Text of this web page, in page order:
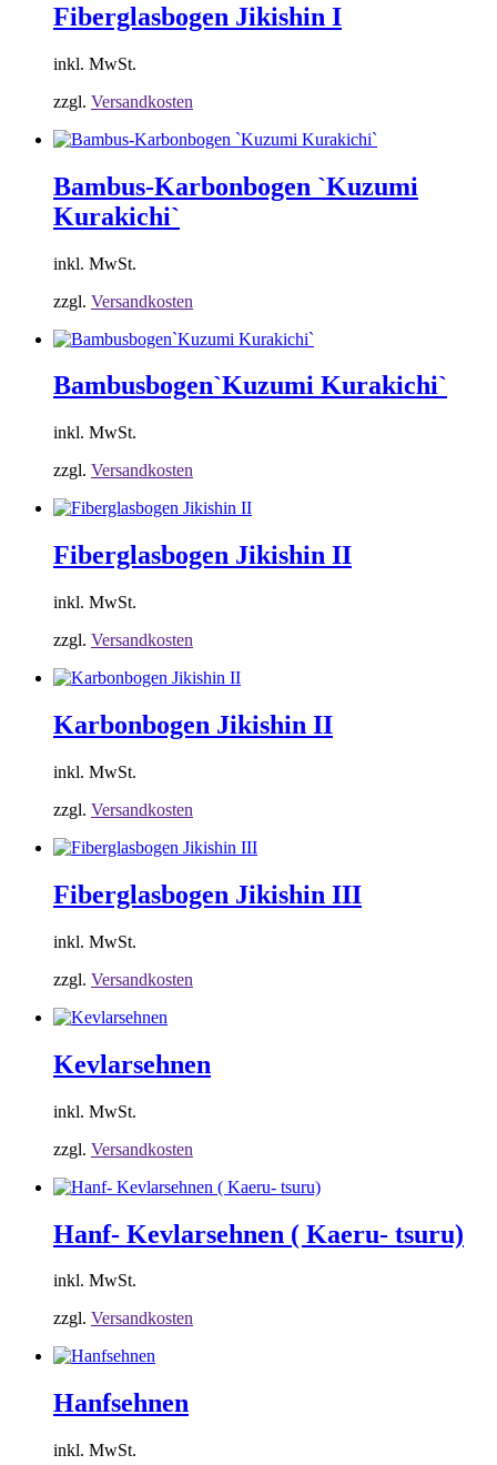
Fiberglasbogen Jikishin I
inkl. MwSt.
zzgl. Versandkosten
Bambus-Karbonbogen `Kuzumi
Kurakichi`
inkl. MwSt.
zzgl. Versandkosten
Bambusbogen`Kuzumi Kurakichi`
inkl. MwSt.
zzgl. Versandkosten
Fiberglasbogen Jikishin II
inkl. MwSt.
zzgl. Versandkosten
Karbonbogen Jikishin II
inkl. MwSt.
zzgl. Versandkosten
Fiberglasbogen Jikishin III
inkl. MwSt.
zzgl. Versandkosten
Kevlarsehnen
inkl. MwSt.
zzgl. Versandkosten
Hanf- Kevlarsehnen ( Kaeru- tsuru)
inkl. MwSt.
zzgl. Versandkosten
Hanfsehnen
inkl. MwSt.